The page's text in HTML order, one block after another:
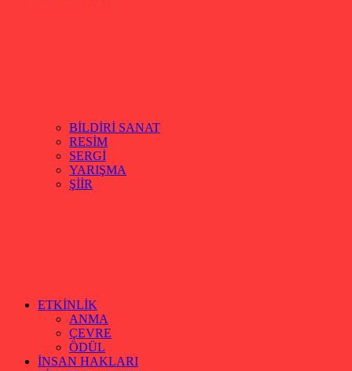
BİLDİRİ SANAT
RESİM
SERGİ
YARIŞMA
ŞİİR
ETKİNLİK
ANMA
ÇEVRE
ÖDÜL
İNSAN HAKLARI